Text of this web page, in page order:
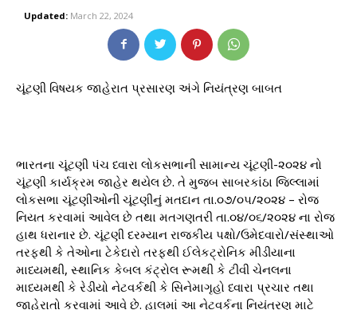
Updated: March 22, 2024
ચૂંટણી વિષયક જાહેરાત પ્રસારણ અંગે નિયંત્રણ બાબત
ભારતના ચૂંટણી પંચ ધ્વારા લોકસભાની સામાન્ય ચૂંટણી-૨૦૨૪ નો
ચૂંટણી કાર્યક્રમ જાહેર થયેલ છે. તે મુજબ સાબરકાંઠા જિલ્લામાં
લોકસભા ચૂંટણીઓની ચૂંટણીનું મતદાન તા.૦૭/૦૫/૨૦૨૪ – રોજ
નિયત કરવામાં આવેલ છે તથા મતગણતરી તા.૦૪/૦૬/૨૦૨૪ ના રોજ
હાથ ધરાનાર છે. ચૂંટણી દરમ્યાન રાજકીય પક્ષો/ઉમેદવારો/સંસ્થાઓ
તરફથી કે તેઓના ટેકેદારો તરફથી ઈલેકટ્રોનિક મીડીયાના
માધ્યમથી, સ્થાનિક કેબલ કંટ્રોલ રૂમથી કે ટીવી ચેનલના
માધ્યમથી કે રેડીયો નેટવર્કથી કે સિનેમાગૃહો ધ્વારા પ્રચાર તથા
જાહેરાતો કરવામાં આવે છે. હાલમાં આ નેટવર્કના નિયંત્રણ માટે